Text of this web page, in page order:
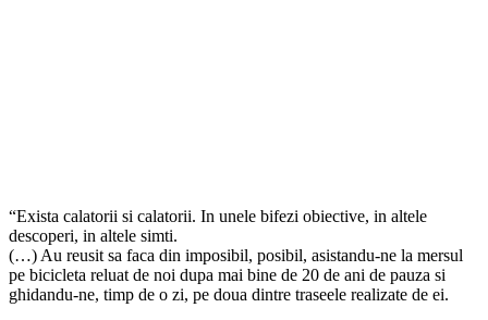
“Exista calatorii si calatorii. In unele bifezi obiective, in altele
descoperi, in altele simti.
(…) Au reusit sa faca din imposibil, posibil, asistandu-ne la mersul
pe bicicleta reluat de noi dupa mai bine de 20 de ani de pauza si
ghidandu-ne, timp de o zi, pe doua dintre traseele realizate de ei.